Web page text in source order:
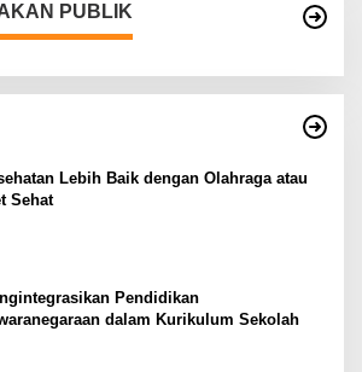
PUBLIK
Lebih Baik dengan Olahraga atau
Sehat
Pendidikan
dalam Kurikulum Sekolah